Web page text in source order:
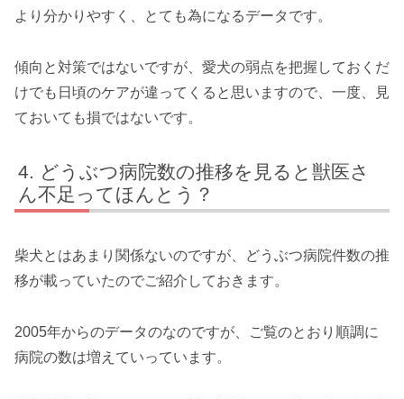
より分かりやすく、とても為になるデータです。
傾向と対策ではないですが、愛犬の弱点を把握しておくだ
けでも日頃のケアが違ってくると思いますので、一度、見
ておいても損ではないです。
どうぶつ病院数の推移を見ると獣医さ
ん不足ってほんとう？
柴犬とはあまり関係ないのですが、どうぶつ病院件数の推
移が載っていたのでご紹介しておきます。
2005年からのデータのなのですが、ご覧のとおり順調に
病院の数は増えていっています。